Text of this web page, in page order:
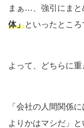
まぁ…、強引にまと
体」といったところ
よって、どちらに重
「会社の人間関係
よりかはマシだ」